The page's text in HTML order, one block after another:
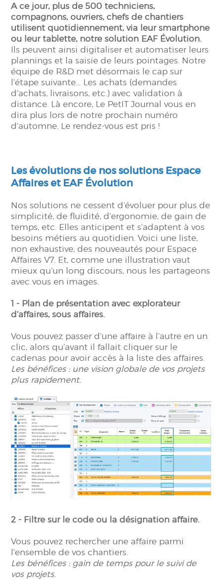
A ce jour, plus de 500 techniciens,
compagnons, ouvriers, chefs de chantiers
utilisent quotidiennement, via leur smartphone
ou leur tablette, notre solution EAF Évolution.
Ils peuvent ainsi digitaliser et automatiser leurs
plannings et la saisie de leurs pointages. Notre
équipe de R&D met désormais le cap sur
l’étape suivante… Les achats (demandes
d’achats, livraisons, etc.) avec validation à
distance. Là encore, Le PetIT Journal vous en
dira plus lors de notre prochain numéro
d’automne. Le rendez-vous est pris !
Les évolutions de nos solutions Espace
Affaires et EAF Évolution
Nos solutions ne cessent d’évoluer pour plus de
simplicité, de fluidité, d’ergonomie, de gain de
temps, etc. Elles anticipent et s’adaptent à vos
besoins métiers au quotidien. Voici une liste,
non exhaustive, des nouveautés pour Espace
Affaires V7. Et, comme une illustration vaut
mieux qu’un long discours, nous les partageons
avec vous en images.
1 - Plan de présentation avec explorateur
d’affaires, sous affaires.
Vous pouvez passer d’une affaire à l’autre en un
clic, alors qu’avant il fallait cliquer sur le
cadenas pour avoir accès à la liste des affaires.
Les bénéfices : une vision globale de vos projets
plus rapidement.
2 - Filtre sur le code ou la désignation affaire.
Vous pouvez rechercher une affaire parmi
l’ensemble de vos chantiers.
Les bénéfices : gain de temps pour le suivi de
vos projets.